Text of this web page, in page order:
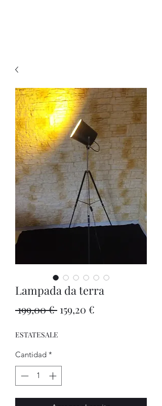
Lampada da terra
199,00 € Precio
159,20 €
ESTATESALE
Cantidad *